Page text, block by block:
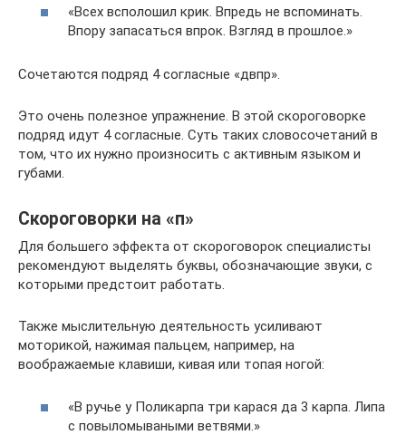
«Всех всполошил крик. Впредь не вспоминать.
Впору запасаться впрок. Взгляд в прошлое.»
Сочетаются подряд 4 согласные «двпр».
Это очень полезное упражнение. В этой скороговорке
подряд идут 4 согласные. Суть таких словосочетаний в
том, что их нужно произносить с активным языком и
губами.
Скороговорки на «п»
Для большего эффекта от скороговорок специалисты
рекомендуют выделять буквы, обозначающие звуки, с
которыми предстоит работать.
Также мыслительную деятельность усиливают
моторикой, нажимая пальцем, например, на
воображаемые клавиши, кивая или топая ногой:
«В ручье у Поликарпа три карася да 3 карпа. Липа
с повыломываными ветвями.»